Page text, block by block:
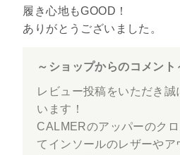
履き心地もGOOD！
ありがとうございました。
～ショップからのコメント
レビュー投稿をいただき
います！
CALMERのアッパーのク
てインソールのレザーやア